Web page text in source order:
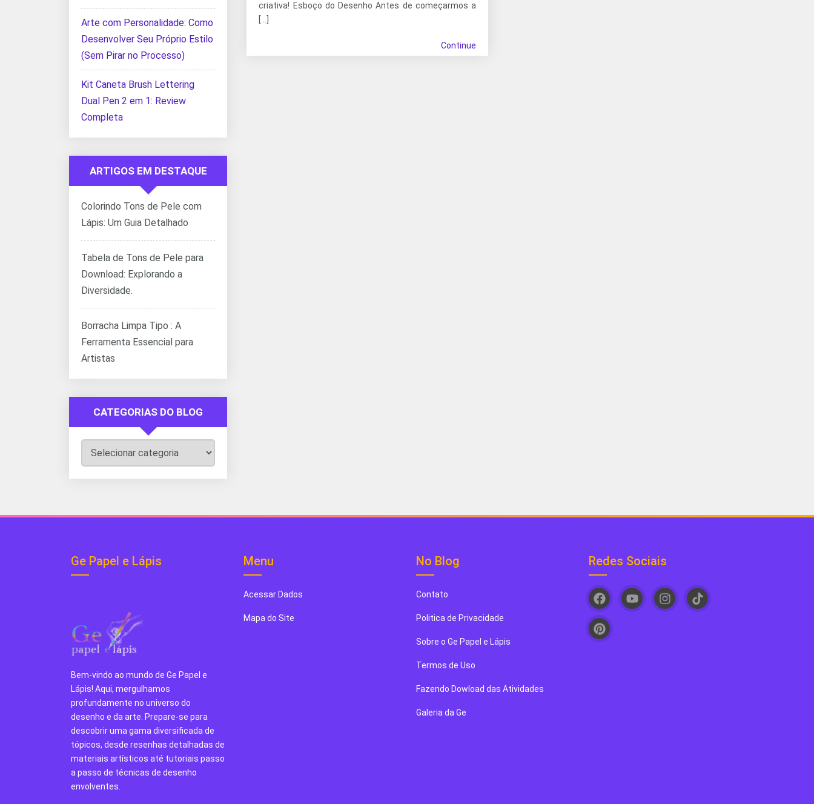
criativa! Esboço do Desenho Antes de começarmos a
[…]
Continue
Arte com Personalidade: Como
Desenvolver Seu Próprio Estilo
(Sem Pirar no Processo)
Kit Caneta Brush Lettering
Dual Pen 2 em 1: Review
Completa
ARTIGOS EM DESTAQUE
Colorindo Tons de Pele com
Lápis: Um Guia Detalhado
Tabela de Tons de Pele para
Download: Explorando a
Diversidade.
Borracha Limpa Tipo : A
Ferramenta Essencial para
Artistas
CATEGORIAS DO BLOG
Categorias
do
Blog
Ge Papel e Lápis
Bem-vindo ao mundo de Ge Papel e
Lápis! Aqui, mergulhamos
profundamente no universo do
desenho e da arte. Prepare-se para
descobrir uma gama diversificada de
tópicos, desde resenhas detalhadas de
materiais artísticos até tutoriais passo
a passo de técnicas de desenho
envolventes.
Menu
Acessar Dados
Mapa do Site
No Blog
Contato
Politica de Privacidade
Sobre o Ge Papel e Lápis
Termos de Uso
Fazendo Dowload das Atividades
Galeria da Ge
Redes Sociais